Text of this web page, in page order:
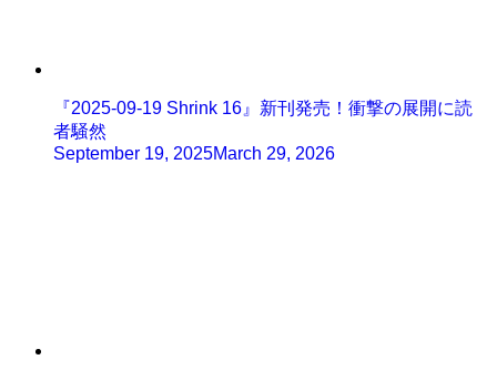
『2025-09-19 Shrink 16』新刊発売！衝撃の展開に読
者騒然
September 19, 2025March 29, 2026